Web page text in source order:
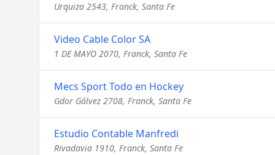
Urquiza 2543, Franck, Santa Fe
Video Cable Color SA
1 DE MAYO 2070, Franck, Santa Fe
Mecs Sport Todo en Hockey
Gdor Gálvez 2708, Franck, Santa Fe
Estudio Contable Manfredi
Rivadavia 1910, Franck, Santa Fe